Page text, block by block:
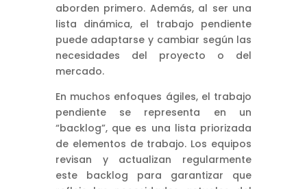
aborden primero. Además, al ser una
lista dinámica, el trabajo pendiente
puede adaptarse y cambiar según las
necesidades del proyecto o del
mercado.
En muchos enfoques ágiles, el trabajo
pendiente se representa en un
“backlog”, que es una lista priorizada
de elementos de trabajo. Los equipos
revisan y actualizan regularmente
este backlog para garantizar que